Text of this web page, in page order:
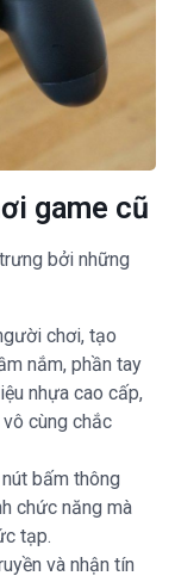
game cũ
bởi những
chơi, tạo
nắm, phần tay
nhựa cao cấp,
cùng chắc
bấm thông
chức năng mà
tạp.
và nhận tín